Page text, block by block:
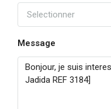
Selectionner
Message